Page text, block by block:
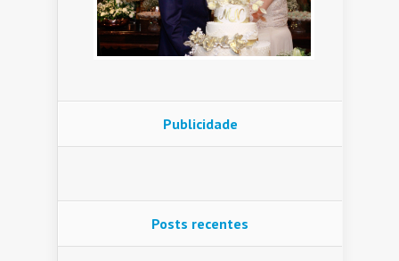
Publicidade
Posts recentes